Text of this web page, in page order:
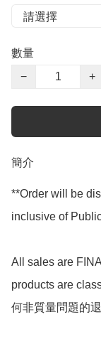
數量
−
+
簡介
**Order will be
inclusive of
All sales are
products are
何非質量問題的